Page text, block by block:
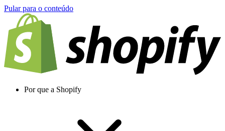
Pular para o conteúdo
Por que a Shopify